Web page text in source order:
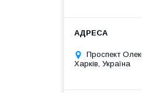
Проспект
Харків, Україна